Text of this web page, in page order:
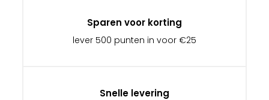
Sparen voor korting
lever 500 punten in voor €25
Snelle levering